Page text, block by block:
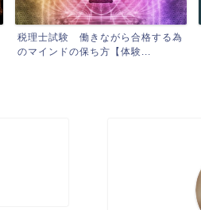
税理士試験 働きながら合格する為
のマインドの保ち方【体験...